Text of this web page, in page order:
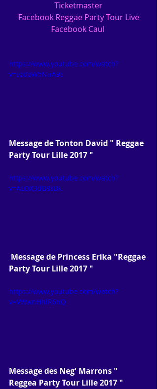
Ticketmaster
Facebook Reggae Party Tour Live
Facebook Caul
https://www.youtube.com/watch?
v=vzdoW5NuA9c
Message de Tonton David " Reggae
Party Tour Lille 2017 "
https://www.youtube.com/watch?
v=ALOX3dB8sBk
Message de Princess Erika "Reggae
Party Tour Lille 2017 "
https://www.youtube.com/watch?
v=VWwnHhlR6hQ
Message des Neg' Marrons "
Reggea Party Tour Lille 2017 "